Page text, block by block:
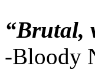
“Brutal,
-Bloody